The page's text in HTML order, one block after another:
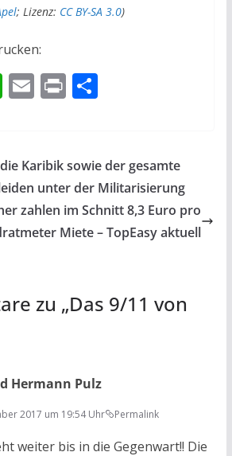
; Lizenz: CC BY-SA 3.0)
W
s
A
p
p
E
l
PrT
n
Karibik sowie der gesamte
unter der Militarisierung
zahlen im Schnitt 8,3 Euro pro
Miete – TopEasy aktuell
zu „Das 9/11 von
Hermann Pulz
2017 um 19:54 Uhr Permalink
weiter bis in die Gegenwart!! Die